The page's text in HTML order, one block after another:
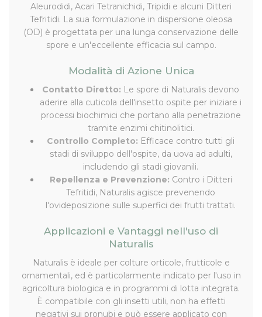
Aleurodidi, Acari Tetranichidi, Tripidi e alcuni Ditteri
Tefritidi. La sua formulazione in dispersione oleosa
(OD) è progettata per una lunga conservazione delle
spore e un'eccellente efficacia sul campo.
Modalità di Azione Unica
Contatto Diretto: Le spore di Naturalis devono
aderire alla cuticola dell'insetto ospite per iniziare i
processi biochimici che portano alla penetrazione
tramite enzimi chitinolitici.
Controllo Completo: Efficace contro tutti gli
stadi di sviluppo dell'ospite, da uova ad adulti,
includendo gli stadi giovanili.
Repellenza e Prevenzione: Contro i Ditteri
Tefritidi, Naturalis agisce prevenendo
l'ovideposizione sulle superfici dei frutti trattati.
Applicazioni e Vantaggi nell'uso di
Naturalis
Naturalis è ideale per colture orticole, frutticole e
ornamentali, ed è particolarmente indicato per l'uso in
agricoltura biologica e in programmi di lotta integrata.
È compatibile con gli insetti utili, non ha effetti
negativi sui pronubi e può essere applicato con